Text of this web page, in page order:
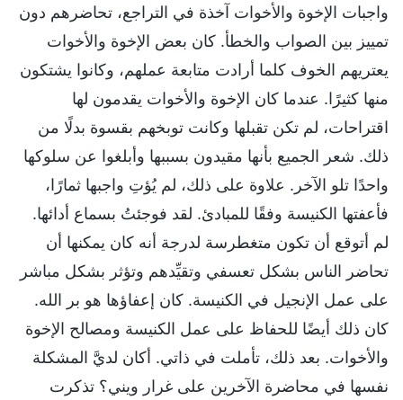
واجبات الإخوة والأخوات آخذة في التراجع، تحاضرهم دون
تمييز بين الصواب والخطأ. كان بعض الإخوة والأخوات
يعتريهم الخوف كلما أرادت متابعة عملهم، وكانوا يشتكون
منها كثيرًا. عندما كان الإخوة والأخوات يقدمون لها
اقتراحات، لم تكن تقبلها وكانت توبخهم بقسوة بدلًا من
ذلك. شعر الجميع بأنها مقيدون بسببها وأبلغوا عن سلوكها
واحدًا تلو الآخر. علاوة على ذلك، لم يُؤتِ واجبها ثمارًا،
فأعفتها الكنيسة وفقًا للمبادئ. لقد فوجئتُ بسماع أدائها.
لم أتوقع أن تكون متغطرسة لدرجة أنه كان يمكنها أن
تحاضر الناس بشكل تعسفي وتقيِّدهم وتؤثر بشكل مباشر
على عمل الإنجيل في الكنيسة. كان إعفاؤها هو بر الله.
كان ذلك أيضًا للحفاظ على عمل الكنيسة ومصالح الإخوة
والأخوات. بعد ذلك، تأملت في ذاتي. أكان لديَّ المشكلة
نفسها في محاضرة الآخرين على غرار ويني؟ تذكرت